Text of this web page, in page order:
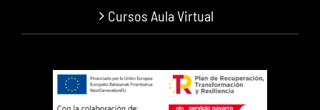
Cursos Aula Virtual